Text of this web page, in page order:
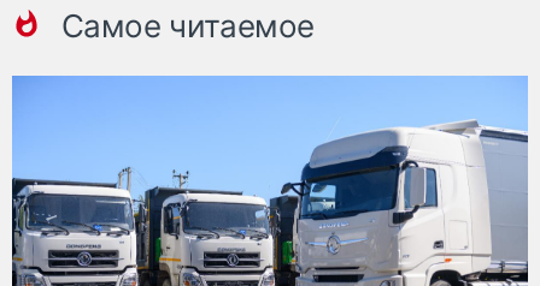
Самое читаемое